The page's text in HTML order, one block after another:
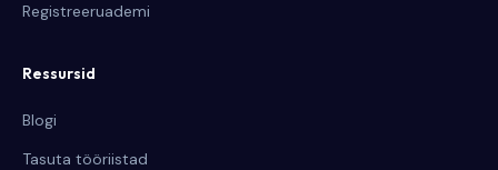
Registreeruademi
Ressursid
Blogi
Tasuta tööriistad